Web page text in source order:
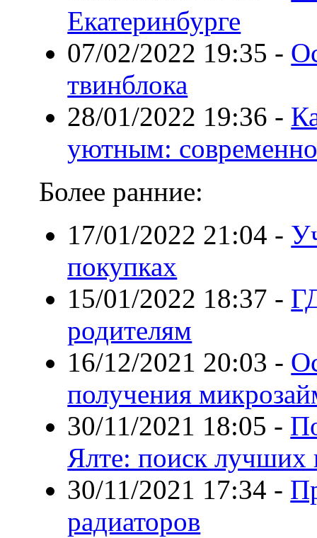
Екатеринбурге
07/02/2022 19:35 -
твинблока
28/01/2022 19:36 -
уютным:
Более ранние:
17/01/2022 21:04 -
покупках
15/01/2022 18:37 -
родителям
16/12/2021 20:03 -
получения
30/11/2021 18:05 -
Ялте: поиск лучших
30/11/2021 17:34 -
радиаторов